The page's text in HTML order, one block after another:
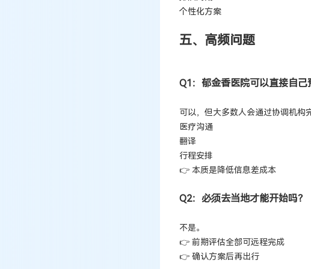
个性化方案
五、高频问题
Q1：郁金香医院可以直接自己
可以，但大多数人会通过协调机构
医疗沟通
翻译
行程安排
👉 本质是降低信息差成本
Q2：必须去当地才能开始吗？
不是。
👉 前期评估全部可远程完成
👉 确认方案后再出行